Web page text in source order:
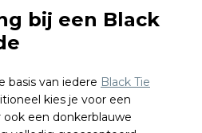
bij een Black
basis van iedere Black Tie
kies je voor een
een donkerblauwe